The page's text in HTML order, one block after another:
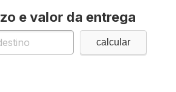
e valor da entrega